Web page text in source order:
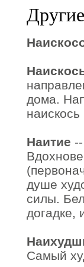
дома.
Наитие
душе
силы.
догадке,
Самый